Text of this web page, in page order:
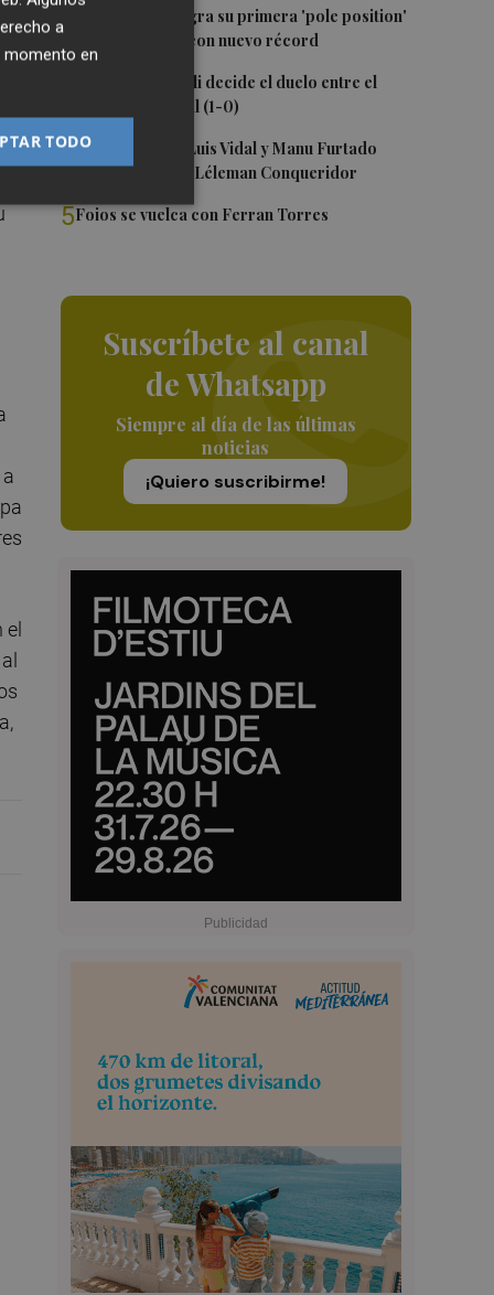
2
Jorge Martín logra su primera 'pole position'
en Silverstone, con nuevo récord
Un gol de Bardeli decide el duelo entre el
Levante y su filial (1-0)
4Nacho Huerta, Luis Vidal y Manu Furtado
renuevan con el Léleman Conqueridor
5Foios se vuelca con Ferran Torres
Suscríbete al canal
de Whatsapp
Siempre al día de las últimas
noticias
¡Quiero suscribirme!
a
momento en
TODO